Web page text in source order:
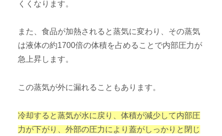
くくなります。
また、食品が加熱されると蒸気に変わり、その蒸気
は液体の約1700倍の体積を占めることで内部圧力が
急上昇します。
この蒸気が外に漏れることもあります。
冷却すると蒸気が水に戻り、体積が減少して内部圧
力が下がり、外部の圧力により蓋がしっかりと閉じ